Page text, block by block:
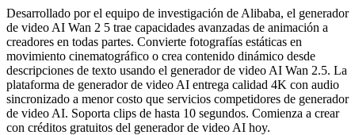
Desarrollado por el equipo de investigación de Alibaba, el generador
de video AI Wan 2 5 trae capacidades avanzadas de animación a
creadores en todas partes. Convierte fotografías estáticas en
movimiento cinematográfico o crea contenido dinámico desde
descripciones de texto usando el generador de video AI Wan 2.5. La
plataforma de generador de video AI entrega calidad 4K con audio
sincronizado a menor costo que servicios competidores de generador
de video AI. Soporta clips de hasta 10 segundos. Comienza a crear
con créditos gratuitos del generador de video AI hoy.